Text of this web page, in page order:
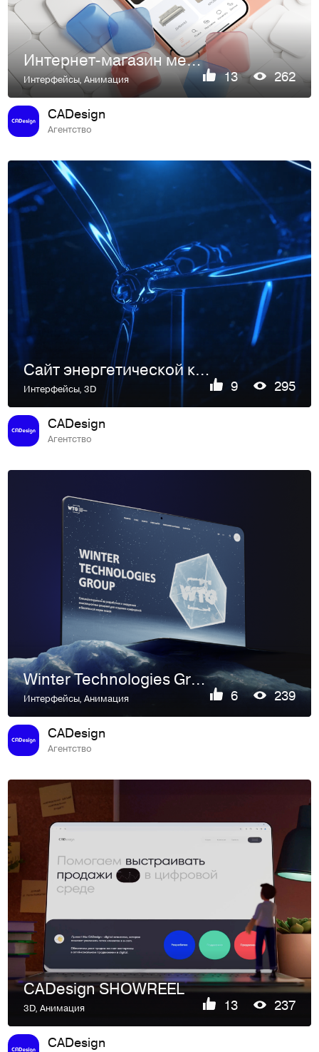
Интернет-магазин мебели «Сонум»
Интерфейсы,Анимация 13 262
CADesign
Агентство
Сайт энергетической компании «Оргрес»
Интерфейсы,3D 9 295
CADesign
Агентство
Winter Technologies Group
Интерфейсы,Анимация 6 239
CADesign
Агентство
CADesign SHOWREEL
3D,Анимация 13 237
CADesign